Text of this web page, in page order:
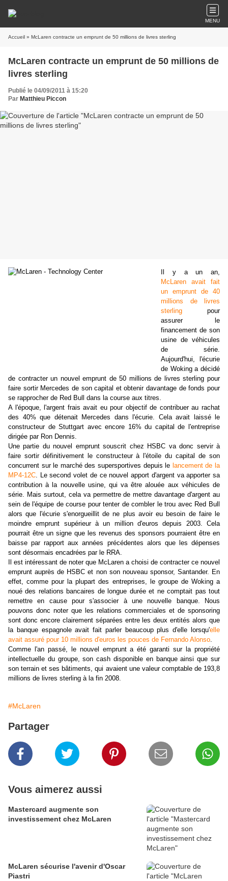
MENU
Accueil » McLaren contracte un emprunt de 50 millions de livres sterling
McLaren contracte un emprunt de 50 millions de
livres sterling
Publié le 04/09/2011 à 15:20
Par Matthieu Piccon
Il y a un an,
McLaren avait fait
un emprunt de 40
millions de livres
sterling pour
assurer le
financement de son
usine de véhicules
de série.
Aujourd'hui, l'écurie
de Woking a décidé
de contracter un nouvel emprunt de 50 millions de livres sterling pour
faire sortir Mercedes de son capital et obtenir davantage de fonds pour
se rapprocher de Red Bull dans la course aux titres.
A l'époque, l'argent frais avait eu pour objectif de contribuer au rachat
des 40% que détenait Mercedes dans l'écurie. Cela avait laissé le
constructeur de Stuttgart avec encore 16% du capital de l'entreprise
dirigée par Ron Dennis.
Une partie du nouvel emprunt souscrit chez HSBC va donc servir à
faire sortir définitivement le constructeur à l'étoile du capital de son
concurrent sur le marché des supersportives depuis le lancement de la
MP4-12C. Le second volet de ce nouvel apport d'argent va apporter sa
contribution à la nouvelle usine, qui va être alouée aux véhicules de
série. Mais surtout, cela va permettre de mettre davantage d'argent au
sein de l'équipe de course pour tenter de combler le trou avec Red Bull
alors que l'écurie s'enorgueillit de ne plus avoir eu besoin de faire le
moindre emprunt supérieur à un million d'euros depuis 2003. Cela
pourrait être un signe que les revenus des sponsors pourraient être en
baisse par rapport aux années précédentes alors que les dépenses
sont désormais encadrées par le RRA.
Il est intéressant de noter que McLaren a choisi de contracter ce nouvel
emprunt auprès de HSBC et non son nouveau sponsor, Santander. En
effet, comme pour la plupart des entreprises, le groupe de Woking a
noué des relations bancaires de longue durée et ne comptait pas tout
remettre en cause pour s'associer à une nouvelle banque. Nous
pouvons donc noter que les relations commerciales et de sponsoring
sont donc encore clairement séparées entre les deux entités alors que
la banque espagnole avait fait parler beaucoup plus d'elle lorsqu'elle
avait assuré pour 10 millions d'euros les pouces de Fernando Alonso.
Comme l'an passé, le nouvel emprunt a été garanti sur
la propriété
intellectuelle du groupe, son cash disponible en banque ainsi que sur
son terrain et ses bâtiments, qui avaient une valeur comptable de 193,8
millions de livres sterling à la fin 2008.
#McLaren
Partager
Vous aimerez aussi
Mastercard augmente son
investissement chez McLaren
McLaren sécurise l'avenir d'Oscar
Piastri